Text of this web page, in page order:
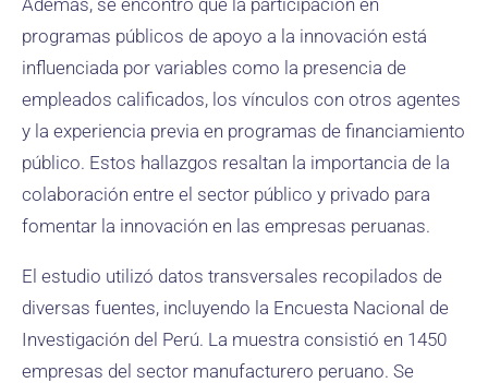
Además, se encontró que la participación en
programas públicos de apoyo a la innovación está
influenciada por variables como la presencia de
empleados calificados, los vínculos con otros agentes
y la experiencia previa en programas de financiamiento
público. Estos hallazgos resaltan la importancia de la
colaboración entre el sector público y privado para
fomentar la innovación en las empresas peruanas.
El estudio utilizó datos transversales recopilados de
diversas fuentes, incluyendo la Encuesta Nacional de
Investigación del Perú. La muestra consistió en 1450
empresas del sector manufacturero peruano. Se